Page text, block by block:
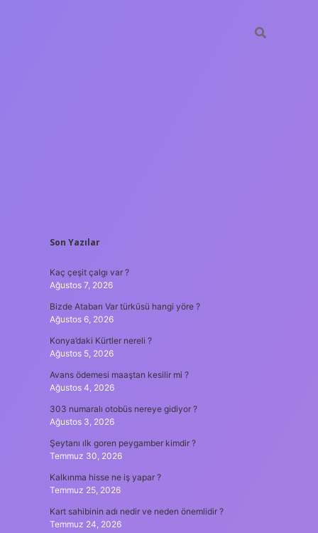
SIDEBAR
Son Yazılar
Kaç çeşit çalgı var ?
Ağustos 7, 2026
Bizde Atabarı Var türküsü hangi yöre ?
Ağustos 6, 2026
Konya’daki Kürtler nereli ?
Ağustos 5, 2026
Avans ödemesi maaştan kesilir mi ?
Ağustos 4, 2026
303 numaralı otobüs nereye gidiyor ?
Ağustos 3, 2026
Şeytanı ılk goren peygamber kimdir ?
Temmuz 30, 2026
Kalkınma hisse ne iş yapar ?
Temmuz 25, 2026
Kart sahibinin adı nedir ve neden önemlidir ?
Temmuz 24, 2026